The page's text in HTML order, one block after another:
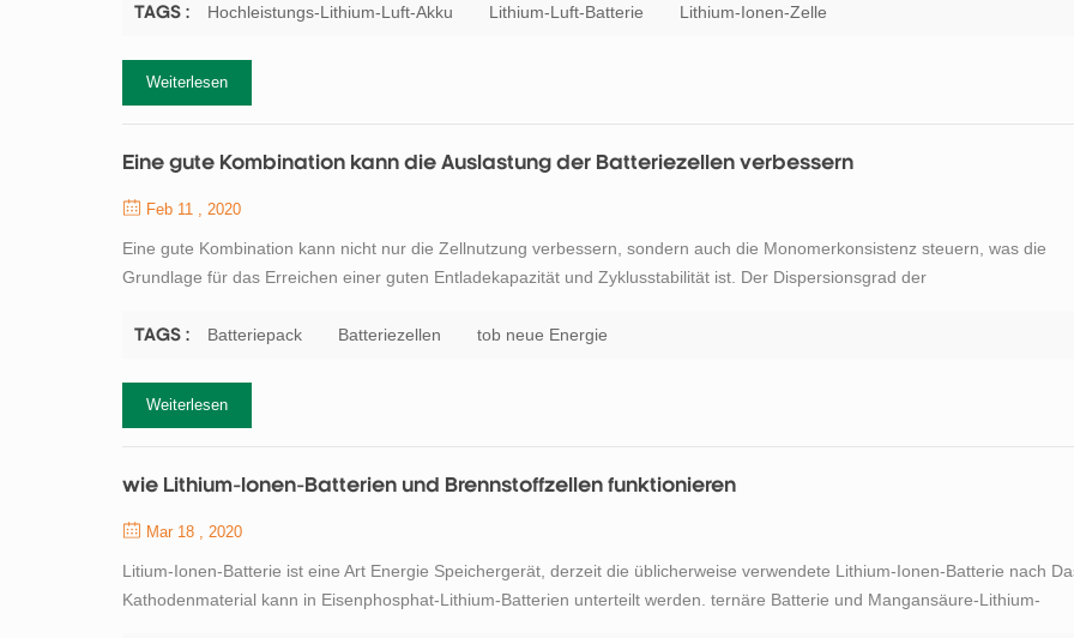
einen festen Elektrolyten getr...
TAGS : Hochleistungs-Lithium-Luft-Akku Lithium-Luft-Batterie Lithium-Ionen-Zelle
Weiterlesen
Eine gute Kombination kann die Auslastung der Batteriezellen verbessern
Feb 11 , 2020
Eine gute Kombination kann nicht nur die Zellnutzung verbessern, sondern auch die Monomerkonsistenz steuern, was die
Grundlage für das Erreichen einer guten Entladekapazität und Zyklusstabilität ist. Der Dispersionsgrad der
der Batterie schwächt. aber wie erreicht man eine gu...
TAGS : Batteriepack Batteriezellen tob neue Energie
Weiterlesen
wie Lithium-Ionen-Batterien und Brennstoffzellen funktionieren
Mar 18 , 2020
Litium-Ionen-Batterie ist eine Art Energie Speichergerät, derzeit die üblicherweise verwendete Lithium-Ionen-Batterie nach
Kathodenmaterial kann in Eisenphosphat-Lithium-Batterien unterteilt werden. ternäre Batterie und Mangansäure-Lithium-